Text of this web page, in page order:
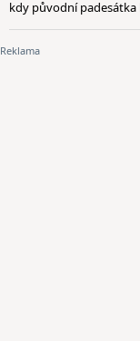
kdy původní padesátka